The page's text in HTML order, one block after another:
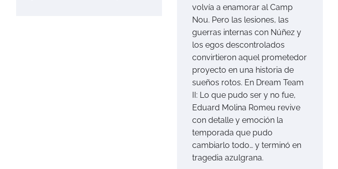
volvía a enamorar al Camp
Nou. Pero las lesiones, las
guerras internas con Núñez y
los egos descontrolados
convirtieron aquel prometedor
proyecto en una historia de
sueños rotos. En Dream Team
II: Lo que pudo ser y no fue,
Eduard Molina Romeu revive
con detalle y emoción la
temporada que pudo
cambiarlo todo… y terminó en
tragedia azulgrana.